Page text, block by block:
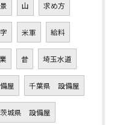
山 求め方
米軍 給料
昔 埼玉水道
屋 千葉県 設備屋
茨城県 設備屋